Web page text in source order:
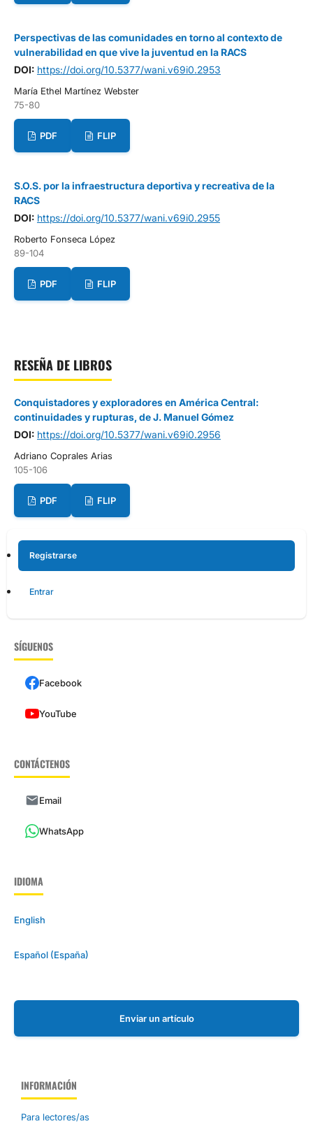
Perspectivas de las comunidades en torno al contexto de
vulnerabilidad en que vive la juventud en la RACS
DOI: https://doi.org/10.5377/wani.v69i0.2953
María Ethel Martínez Webster
75-80
PDF FLIP
S.O.S. por la infraestructura deportiva y recreativa de la
RACS
DOI: https://doi.org/10.5377/wani.v69i0.2955
Roberto Fonseca López
89-104
PDF FLIP
RESEÑA DE LIBROS
Conquistadores y exploradores en América Central:
continuidades y rupturas, de J. Manuel Gómez
DOI: https://doi.org/10.5377/wani.v69i0.2956
Adriano Coprales Arias
105-106
PDF FLIP
Registrarse
Entrar
SÍGUENOS
Facebook
YouTube
CONTÁCTENOS
Email
WhatsApp
IDIOMA
English
Español (España)
Enviar un artículo
INFORMACIÓN
Para lectores/as